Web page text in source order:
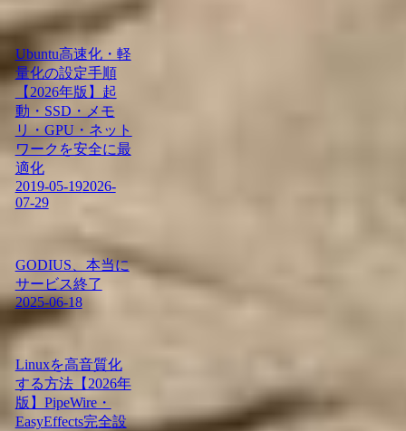
Ubuntu高速化・軽
量化の設定手順
【2026年版】起
動・SSD・メモ
リ・GPU・ネット
ワークを安全に最
適化
2019-05-192026-
07-29
GODIUS、本当に
サービス終了
2025-06-18
Linuxを高音質化
する方法【2026年
版】PipeWire・
EasyEffects完全設